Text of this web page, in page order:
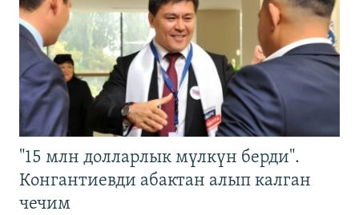
"15 млн долларлык мүлкүн берди".
Конгантиевди абактан алып калган
чечим